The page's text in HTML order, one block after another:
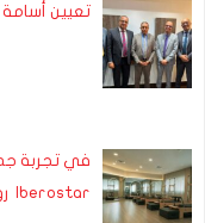
تعيين
في تجربة
Iberostar رويال المنصور المهدية يطلق Pila…